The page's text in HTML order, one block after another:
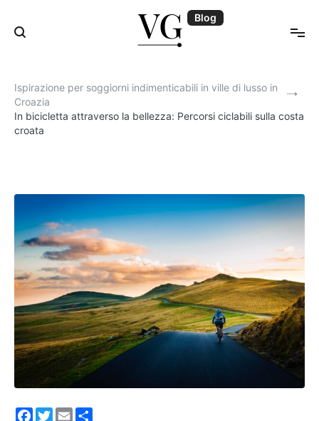
content
Blog
Ispirazione per soggiorni indimenticabili in ville di lusso in
Croazia
In bicicletta attraverso la bellezza: Percorsi ciclabili sulla costa
croata
Facebook
Twitter
Email